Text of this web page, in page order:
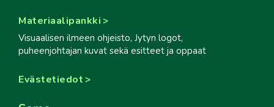
Materiaalipankki
Visuaalisen ilmeen ohjeisto, Jytyn logot,
puheenjohtajan kuvat sekä esitteet ja oppaat
Evästetiedot